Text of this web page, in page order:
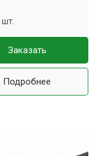
шт.
Заказать
Подробнее